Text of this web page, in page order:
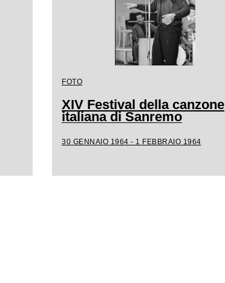
FOTO
XIV Festival della canzone
italiana di Sanremo
30 GENNAIO 1964 - 1 FEBBRAIO 1964